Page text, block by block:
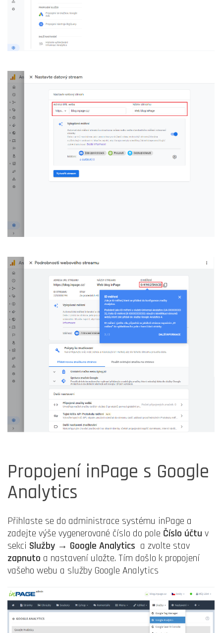
Propojení inPage s Google
Analytics
Přihlaste se do administrace systému inPage a
zadejte výše vygenerované číslo do pole Číslo účtu v
sekci Služby → Google Analytics a zvolte stav
zapnuto a nastavení uložte. Tím došlo k propojení
vašeho webu a služby Google Analytics